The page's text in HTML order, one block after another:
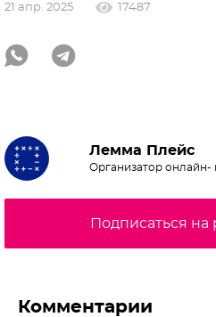
21 апр. 2025 17487
Лемма Плейс
Организатор
Подписаться на
Комментарии